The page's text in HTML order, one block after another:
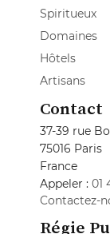
Spiritueux
Domaines
Hôtels
Artisans
Contact
37-39 rue
75016 Paris
France
Appeler : 01
Contactez-
Régie